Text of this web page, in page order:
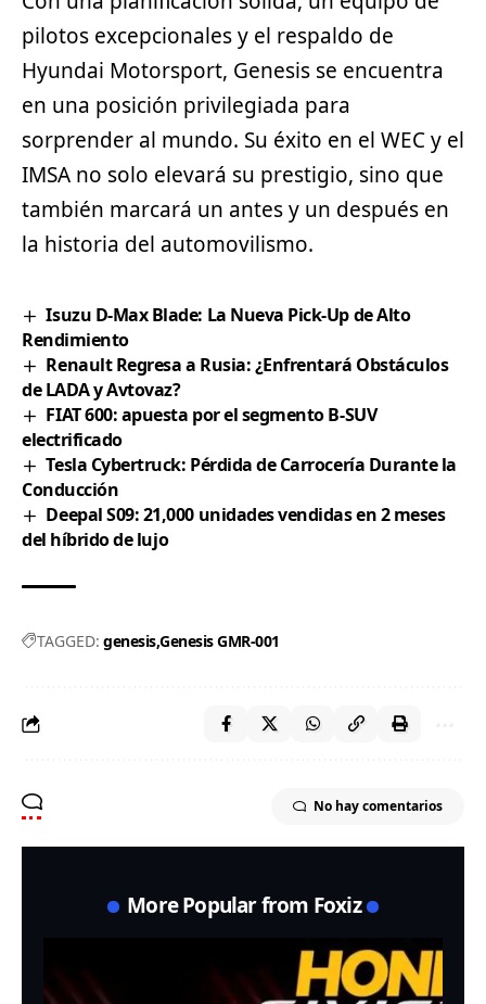
pilotos excepcionales y el respaldo de
Hyundai Motorsport, Genesis se encuentra
en una posición privilegiada para
sorprender al mundo. Su éxito en el WEC y el
IMSA no solo elevará su prestigio, sino que
también marcará un antes y un después en
la historia del automovilismo.
Isuzu D-Max Blade: La Nueva Pick-Up de Alto
Rendimiento
Renault Regresa a Rusia: ¿Enfrentará Obstáculos
de LADA y Avtovaz?
FIAT 600: apuesta por el segmento B-SUV
electrificado
Tesla Cybertruck: Pérdida de Carrocería Durante la
Conducción
Deepal S09: 21,000 unidades vendidas en 2 meses
del híbrido de lujo
TAGGED: genesisGenesis GMR-001
No hay comentarios
More Popular from Foxiz